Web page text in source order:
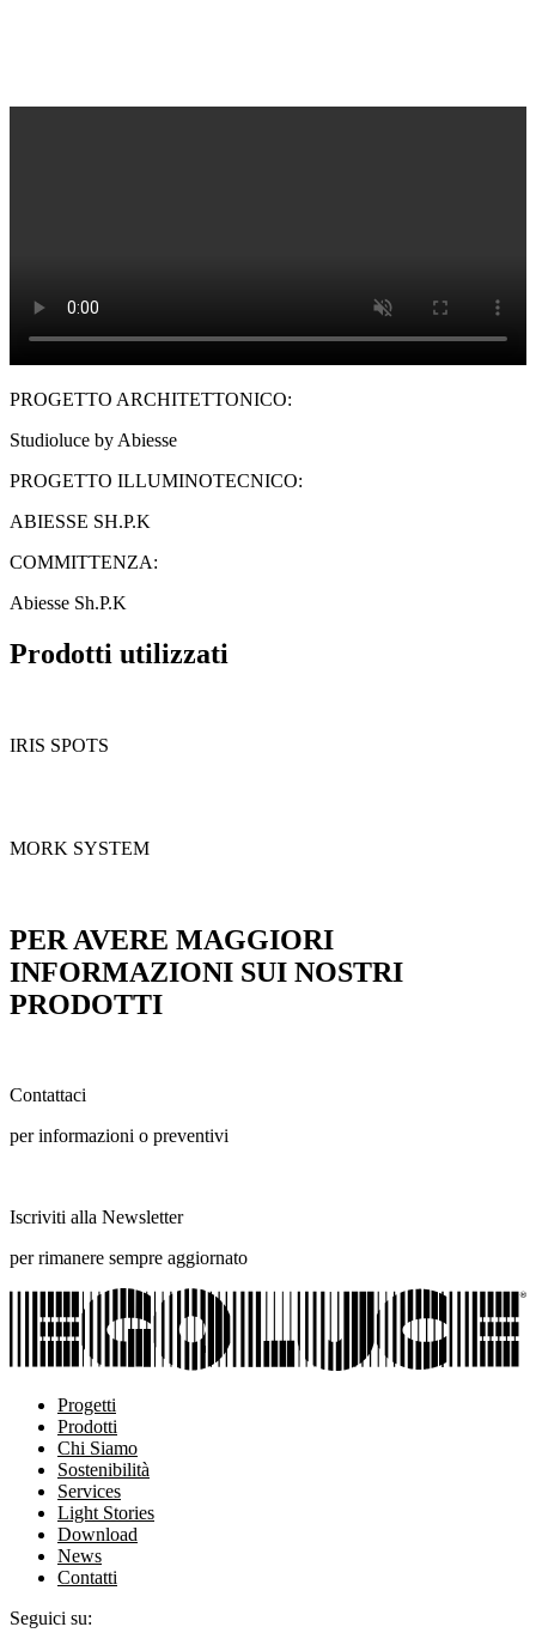
PROGETTO ARCHITETTONICO:
Studioluce by Abiesse
PROGETTO ILLUMINOTECNICO:
ABIESSE SH.P.K
COMMITTENZA:
Abiesse Sh.P.K
Prodotti utilizzati
IRIS SPOTS
MORK SYSTEM
PER AVERE MAGGIORI
INFORMAZIONI SUI NOSTRI
PRODOTTI
Contattaci
per informazioni o preventivi
Iscriviti alla Newsletter
per rimanere sempre aggiornato
Progetti
Prodotti
Chi Siamo
Sostenibilità
Services
Light Stories
Download
News
Contatti
Seguici su: